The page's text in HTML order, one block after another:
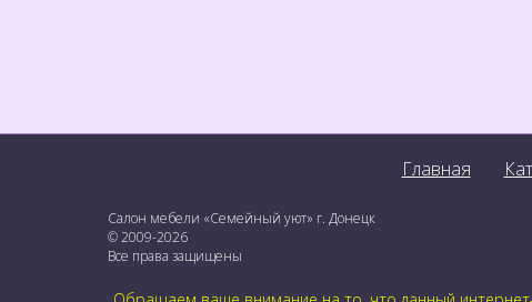
Главная
Салон мебели «Семейный уют» г. Донецк
© 2009-2026
Все права защищены